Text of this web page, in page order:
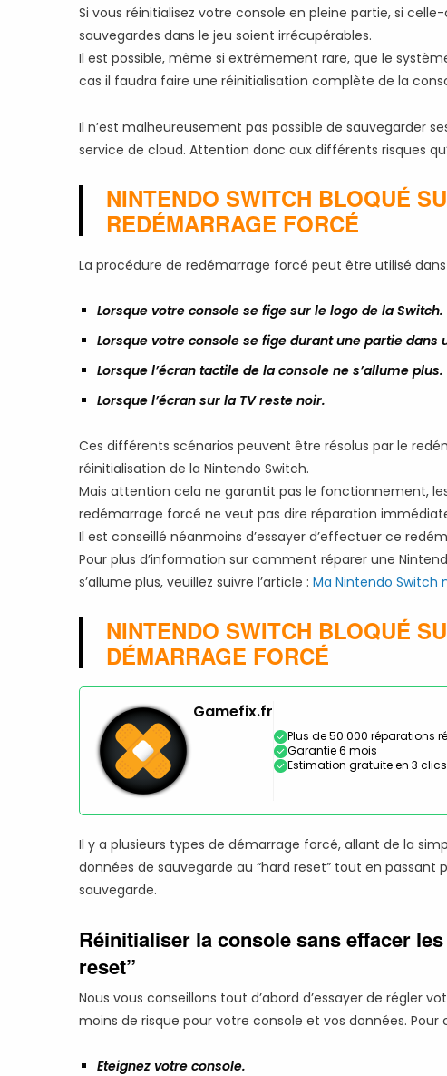
Si vous réinitialisez votre console en pleine partie, si
sauvegardes dans le jeu soient irrécupérables.
Il est possible, même si extrêmement rare, que le
cas il faudra faire une réinitialisation complète de la
Il n’est malheureusement pas possible de sauvegarder
service de cloud. Attention donc aux différents risques
NINTENDO SWITCH BLOQUÉ
REDÉMARRAGE FORCÉ
La procédure de redémarrage forcé peut être utilisé dans
Lorsque votre console se fige sur le logo de la Switch.
Lorsque votre console se fige durant une partie dans
Lorsque l’écran tactile de la console ne s’allume plus.
Lorsque l’écran sur la TV reste noir.
Ces différents scénarios peuvent être résolus par le
réinitialisation de la Nintendo Switch.
Mais attention cela ne garantit pas le fonctionnement,
redémarrage forcé ne veut pas dire réparation
Il est conseillé néanmoins d’essayer d’effectuer ce
Pour plus d’information sur comment réparer une
s’allume plus, veuillez suivre l’article : Ma Nintendo Switch
NINTENDO SWITCH BLOQUÉ
DÉMARRAGE FORCÉ
Gamefix.fr
Plus de 50 000 réparations
Garantie 6 mois
Estimation gratuite en 3
Il y a plusieurs types de démarrage forcé, allant de la
données de sauvegarde au “hard reset” tout en
sauvegarde.
Réinitialiser la console sans effacer
reset”
Nous vous conseillons tout d’abord d’essayer de régler
moins de risque pour votre console et vos données. Pour
Eteignez votre console.